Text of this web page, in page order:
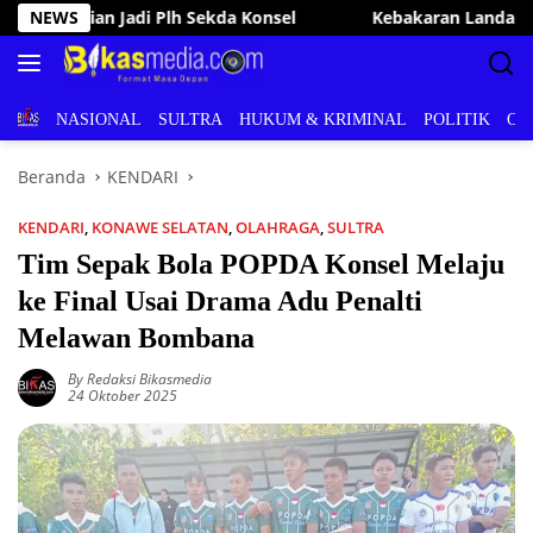
Langsung
ke
konten
NEWS Landa Rumah Warga di Desa Eewa Konsel, Puluhan
BERITANASIONAL SULTRA HUKUM & KRIMINAL POLITIK
Beranda KENDARI
KENDARI, KONAWE SELATAN,OLAHRAGA,SULTRA
Tim Sepak Bola POPDA Konsel Melaju
ke Final Usai Drama Adu Penalti
Melawan Bombana
By Redaksi Bikasmedia
24 Oktober 2025